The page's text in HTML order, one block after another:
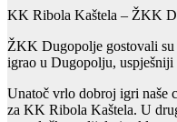
KK Ribola Kaštela – ŽKK
ŽKK Dugopolje gostovali
igrao u Dugopolju,
Unatoč vrlo dobroj igri naše
za KK Ribola Kaštela. U